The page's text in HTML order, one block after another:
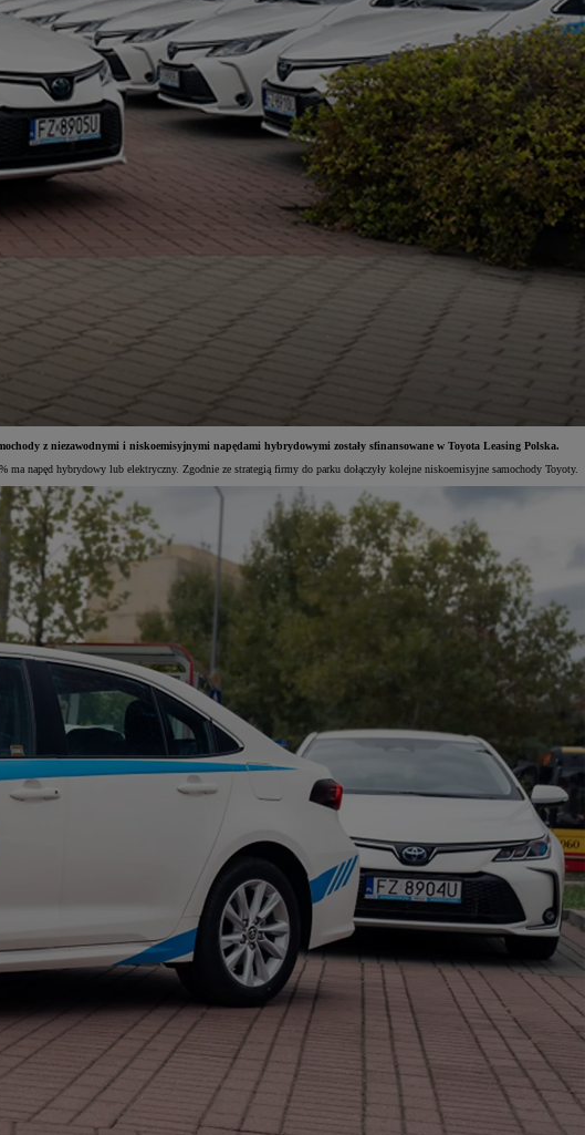
z niezawodnymi i niskoemisyjnymi napędami hybrydowymi zostały sfinansowane w Toyota Leasing Polska.
napęd hybrydowy lub elektryczny. Zgodnie ze strategią firmy do parku dołączyły kolejne niskoemisyjne samochody Toyoty.